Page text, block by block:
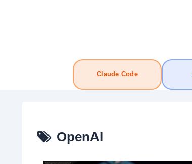
Claude Code
OpenAI